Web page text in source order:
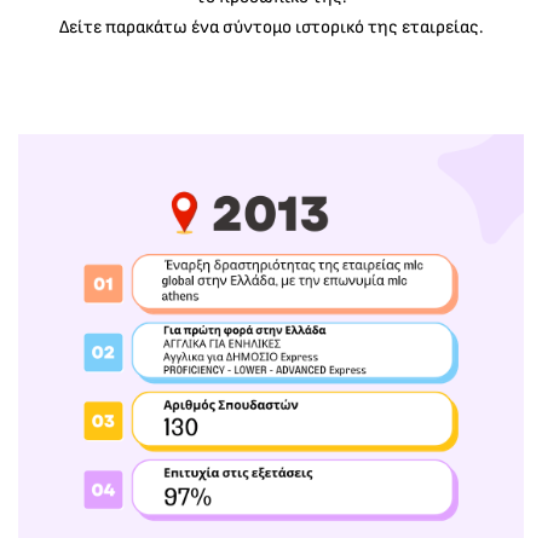
Δείτε παρακάτω ένα σύντομο ιστορικό της εταιρείας.